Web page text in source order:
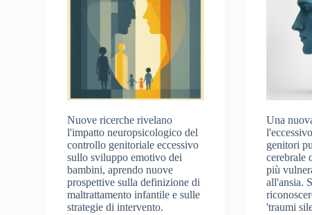
Nuove ricerche rivelano
l'impatto neuropsicologico del
controllo genitoriale eccessivo
sullo sviluppo emotivo dei
bambini, aprendo nuove
prospettive sulla definizione di
maltrattamento infantile e sulle
strategie di intervento.
Una
genitori
cerebrale
più
all'ansia.
'traumi